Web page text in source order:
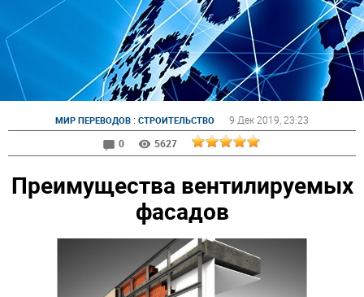
МИР ПЕРЕВОДОВ : СТРОИТЕЛЬСТВО 9 Дек 2019 , 23:23
0
5627
Преимущества вентилируемых
фасадов